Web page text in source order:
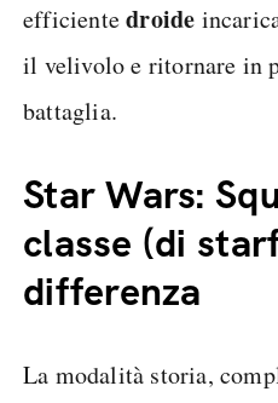
efficientedroide
il velivolo e ritornare in
battaglia.
Star Wars:
classe (di
differenza
La modalità storia,